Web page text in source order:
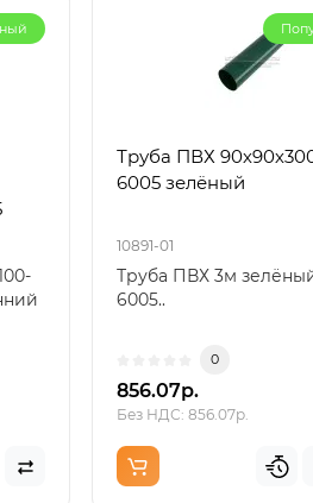
Труба ПВХ
6005 зелёный
10891-01
Труба ПВХ 3м
6005..
0
856.07р.
Без НДС: 856.07р.